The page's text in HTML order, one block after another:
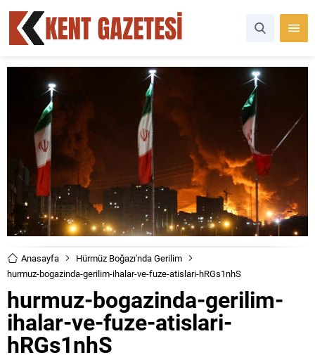
Anasayfa
Hürmüz Boğazı'nda Gerilim
hurmuz-bogazinda-gerilim-ihalar-ve-fuze-atislari-hRGs1nhS
hurmuz-bogazinda-gerilim-
ihalar-ve-fuze-atislari-
hRGs1nhS